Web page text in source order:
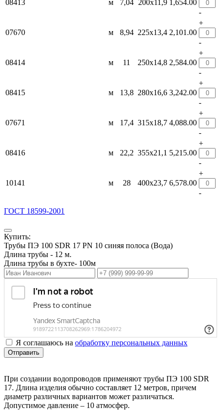
08413 м 7,04 200х11,9 1,654.00
-
07670 м 8,94 225х13,4 2,101.00
+
-
08414 м 11 250х14,8 2,584.00
+
-
08415 м 13,8 280х16,6 3,242.00
+
-
07671 м 17,4 315х18,7 4,088.00
+
-
08416 м 22,2 355х21,1 5,215.00
+
-
10141 м 28 400х23,7 6,578.00
+
-
ГОСТ 18599-2001
Купить:
Трубы ПЭ 100 SDR 17 PN 10 cиняя полоса (Вода)
Длина трубы - 12 м.
Длина трубы в бухте- 100м
Я соглашаюсь на обработку персональных данных
Отправить
При создании водопроводов применяют трубы ПЭ 100 SDR
17. Длина изделия обычно составляет 12 метров, причем
диаметр различных вариантов может различаться.
Допустимое давление – 10 атмосфер.